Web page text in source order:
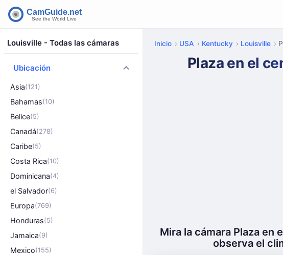
Louisville - Todas las cámaras
Ubicación
Asia(121)
Bahamas(10)
Belice(5)
Canadá(278)
Caribe(5)
Costa Rica(10)
Dominicana(4)
el Salvador(6)
Europa(769)
Honduras(5)
Jamaica(9)
Mexico(155)
Inicio USA Kentucky Louisville
Plaza en el
Mira la cámara Plaza en
observa el